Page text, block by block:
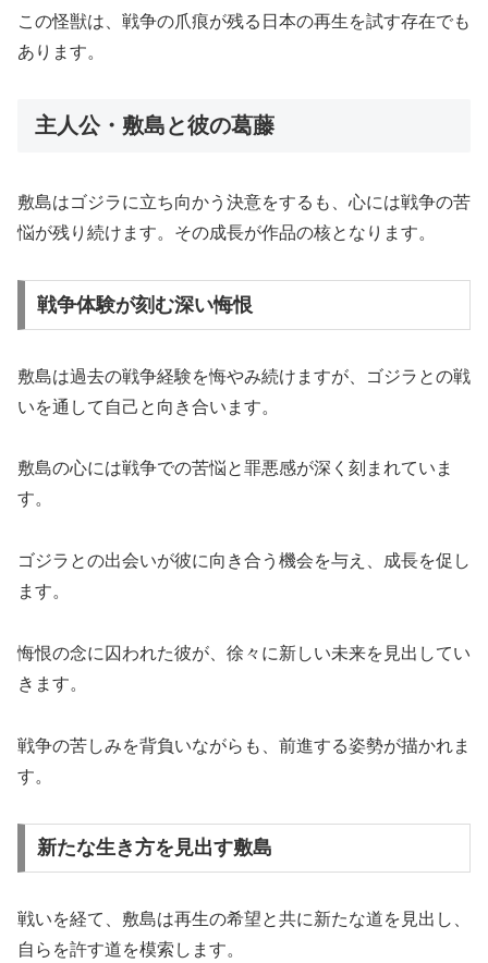
この怪獣は、戦争の爪痕が残る日本の再生を試す存在でも
あります。
主人公・敷島と彼の葛藤
敷島はゴジラに立ち向かう決意をするも、心には戦争の苦
悩が残り続けます。その成長が作品の核となります。
戦争体験が刻む深い悔恨
敷島は過去の戦争経験を悔やみ続けますが、ゴジラとの戦
いを通して自己と向き合います。
敷島の心には戦争での苦悩と罪悪感が深く刻まれていま
す。
ゴジラとの出会いが彼に向き合う機会を与え、成長を促し
ます。
悔恨の念に囚われた彼が、徐々に新しい未来を見出してい
きます。
戦争の苦しみを背負いながらも、前進する姿勢が描かれま
す。
新たな生き方を見出す敷島
戦いを経て、敷島は再生の希望と共に新たな道を見出し、
自らを許す道を模索します。